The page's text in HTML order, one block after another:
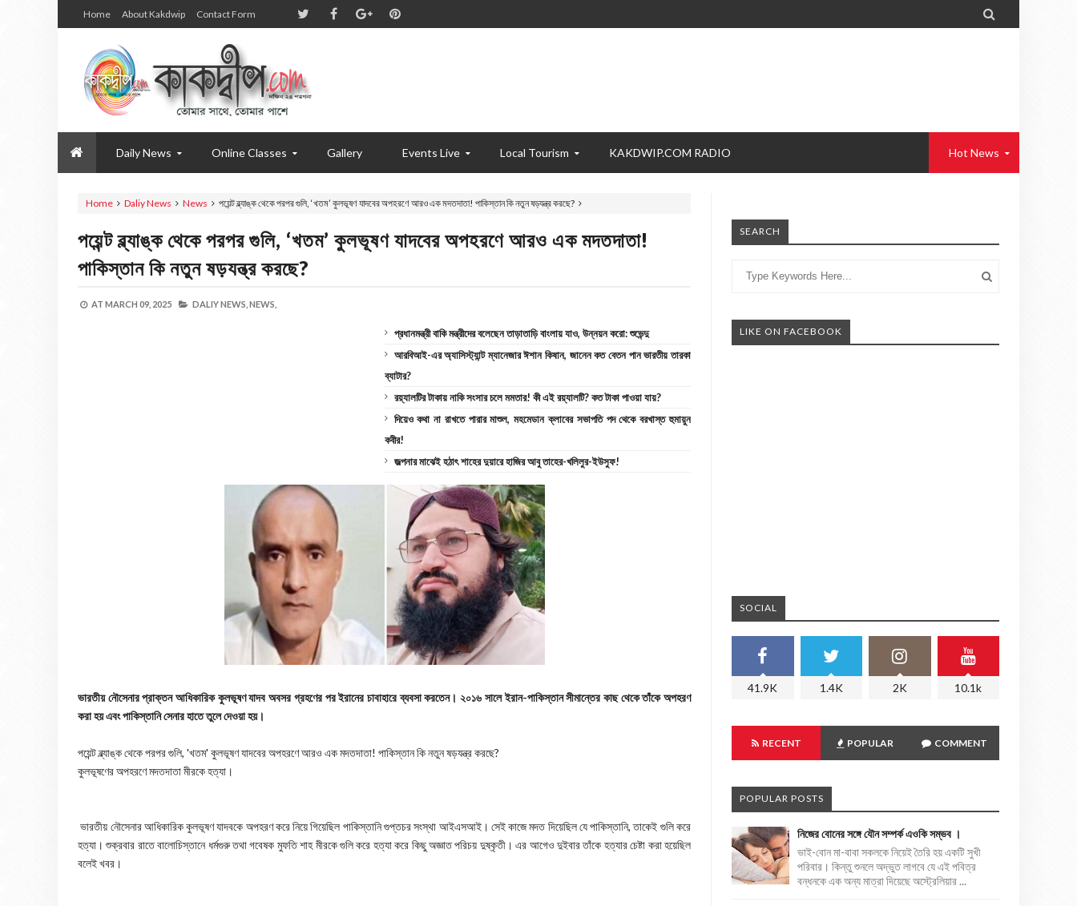
Home About Kakdwip Contact Form 
Daily News Online Classes Gallery Events Live Local Tourism KAKDWIP.COM RADIO Hot News
Home Daliy News News পয়েন্ট ব্ল্যাঙ্ক থেকে পরপর গুলি, ‘খতম’ কুলভূষণ যাদবের অপহরণে আরও এক মদতদাতা! পাকিস্তান কি নতুন ষড়যন্ত্র করছে?
পয়েন্ট ব্ল্যাঙ্ক থেকে পরপর গুলি, ‘খতম’ কুলভূষণ যাদবের অপহরণে আরও এক মদতদাতা!
পাকিস্তান কি নতুন ষড়যন্ত্র করছে?
AT MARCH 09, 2025 DALIY NEWS, NEWS,
প্রধানমন্ত্রী বাকি মন্ত্রীদের বলেছেন তাড়াতাড়ি বাংলায় যাও, উন্নয়ন করো: শুভেন্দু
আরবিআই-এর অ্যাসিস্ট্যান্ট ম্যানেজার ঈশান কিষান, জানেন কত বেতন পান ভারতীয় তারকা
ব্যাটার?
রয়্যালটির টাকায় নাকি সংসার চলে মমতার! কী এই রয়্যালটি? কত টাকা পাওয়া যায়?
দিয়েও কথা না রাখতে পারার মাশুল, মহমেডান ক্লাবের সভাপতি পদ থেকে বরখাস্ত হুমায়ুন
কবীর!
জল্পনার মাঝেই হঠাৎ শাহের দুয়ারে হাজির আবু তাহের-খলিলুর-ইউসুফ!
ভারতীয় নৌসেনার প্রাক্তন আধিকারিক কুলভূষণ যাদব অবসর গ্রহণের পর ইরানের চাবাহারে ব্যবসা করতেন। ২০১৬ সালে ইরান-পাকিস্তান সীমান্তের কাছ থেকে তাঁকে অপহরণ
করা হয় এবং পাকিস্তানি সেনার হাতে তুলে দেওয়া হয়।
পয়েন্ট ব্ল্যাঙ্ক থেকে পরপর গুলি, 'খতম' কুলভূষণ যাদবের অপহরণে আরও এক মদতদাতা! পাকিস্তান কি নতুন ষড়যন্ত্র করছে?
কুলভূষণের অপহরণে মদতদাতা মীরকে হত্যা।
ভারতীয় নৌসেনার আধিকারিক কুলভূষণ যাদবকে অপহরণ করে নিয়ে গিয়েছিল পাকিস্তানি গুপ্তচর সংস্থা আইএসআই। সেই কাজে মদত দিয়েছিল যে পাকিস্তানি, তাকেই গুলি করে
হত্যা। শুক্রবার রাতে বালোচিস্তানে ধর্মগুরু তথা গবেষক মুফতি শাহ মীরকে গুলি করে হত্যা করে কিছু অজ্ঞাত পরিচয় দুষ্কৃতী। এর আগেও দুইবার তাঁকে হত্যার চেষ্টা করা হয়েছিল
বলেই খবর।
SEARCH
LIKE ON FACEBOOK
SOCIAL
41.9K 1.4K 2K 10.1k
RECENT POPULAR COMMENT
POPULAR POSTS
নিজের বোনের সঙ্গে যৌন সম্পর্ক এওকি সম্ভব ।
ভাই-বোন মা-বাবা সকলকে নিয়েই তৈরি হয় একটি সুখী
পরিবার। কিন্তু শুনলে অদ্ভুত লাগবে যে এই পবিত্র
বন্ধনকে এক অন্য মাত্রা দিয়েছে অস্ট্রেলিয়ার ...